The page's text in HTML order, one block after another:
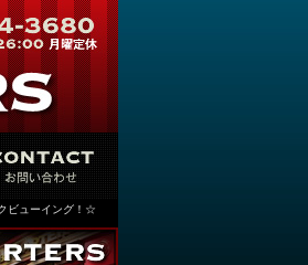
ビューイング！☆